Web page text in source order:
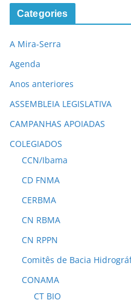
Categories
A Mira-Serra
Agenda
Anos anteriores
ASSEMBLEIA LEGISLATIVA
CAMPANHAS APOIADAS
COLEGIADOS
CCN/Ibama
CD FNMA
CERBMA
CN RBMA
CN RPPN
Comitês de Bacia
CONAMA
CT BIO